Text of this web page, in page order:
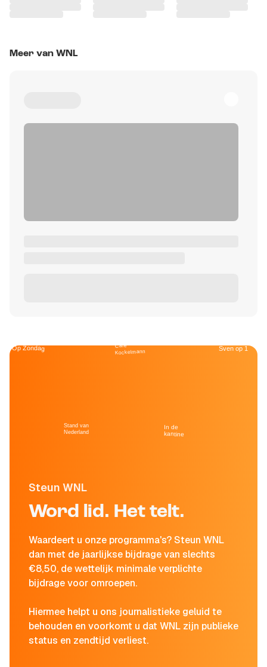
Meer van WNL
Steun WNL
Word lid. Het telt.
Waardeert u onze programma's? Steun WNL
dan met de jaarlijkse bijdrage van slechts
€8,50, de wettelijk minimale verplichte
bijdrage voor omroepen.
Hiermee helpt u ons journalistieke geluid te
behouden en voorkomt u dat WNL zijn publieke
status en zendtijd verliest.
Op Zondag
Stand van
Nederland
Café
Kockelmann
In de
kantine
Sven op 1